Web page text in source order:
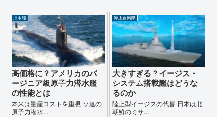
潜水艦
高価格に？アメリカのバ
ージニア級原子力潜水艦
の性能とは
本来は量産コストを重視 ソ連の
原子力潜水...
海上自衛隊
大きすぎる？イージス・
システム搭載艦はどうな
るのか
陸上型イージスの代替 日本は北
朝鮮のミサ...